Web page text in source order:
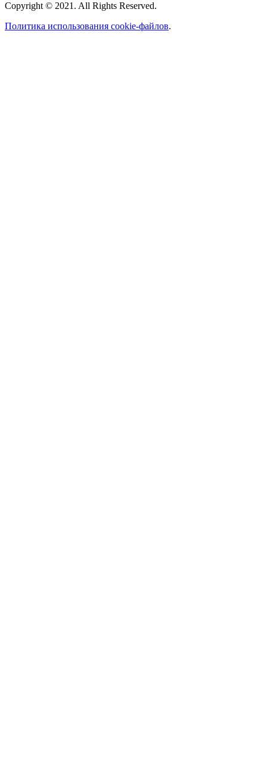
Copyright © 2021. All Rights Reserved.
Политика использования cookie-файлов.